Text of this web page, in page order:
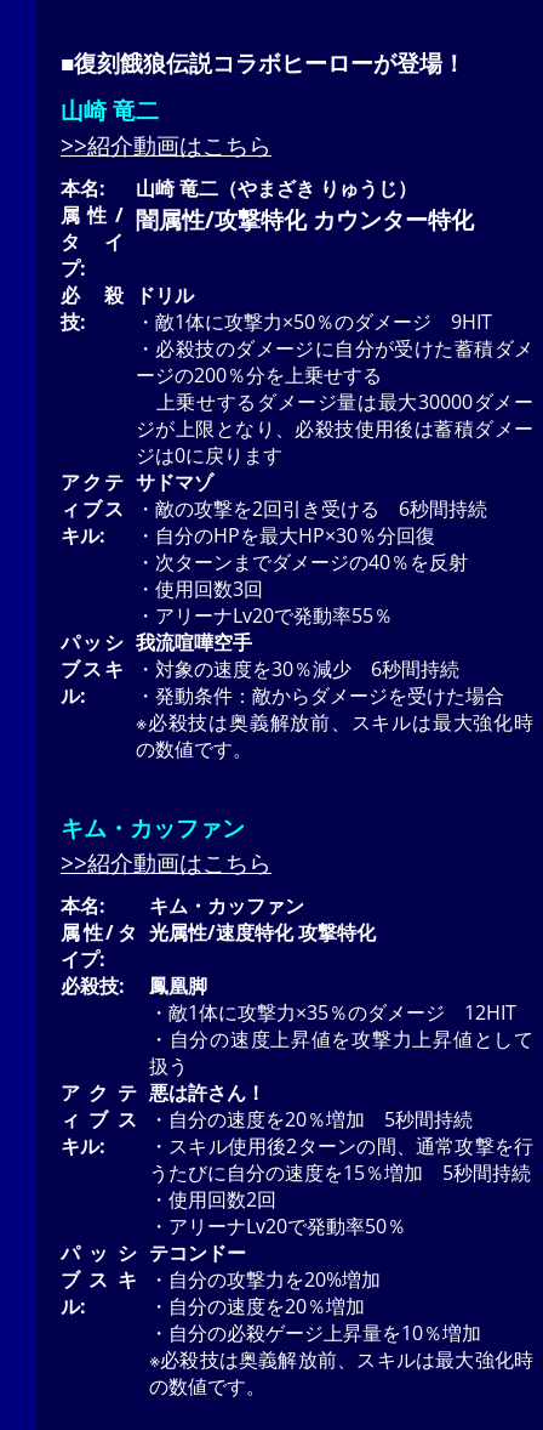
■復刻餓狼伝説コラボヒーローが登場！
山崎 竜二
>>紹介動画はこちら
本名:
山崎 竜二（やまざき りゅうじ）
属性/
タイ
プ:
闇属性/攻撃特化 カウンター特化
必殺
技:
ドリル
・敵1体に攻撃力×50％のダメージ 9HIT
・必殺技のダメージに自分が受けた蓄積ダメ
ージの200％分を上乗せする
上乗せするダメージ量は最大30000ダメー
ジが上限となり、必殺技使用後は蓄積ダメー
ジは0に戻ります
アクテ
ィブス
キル:
サドマゾ
・敵の攻撃を2回引き受ける 6秒間持続
・自分のHPを最大HP×30％分回復
・次ターンまでダメージの40％を反射
・使用回数3回
・アリーナLv20で発動率55％
パッシ
ブスキ
ル:
我流喧嘩空手
・対象の速度を30％減少 6秒間持続
・発動条件：敵からダメージを受けた場合
※必殺技は奥義解放前、スキルは最大強化時
の数値です。
キム・カッファン
>>紹介動画はこちら
本名:
キム・カッファン
属性/タ
イプ:
光属性/速度特化 攻撃特化
必殺技:
鳳凰脚
・敵1体に攻撃力×35％のダメージ 12HIT
・自分の速度上昇値を攻撃力上昇値として
扱う
アクテ
ィブス
キル:
悪は許さん！
・自分の速度を20％増加 5秒間持続
・スキル使用後2ターンの間、通常攻撃を行
うたびに自分の速度を15％増加 5秒間持続
・使用回数2回
・アリーナLv20で発動率50％
パッシ
ブスキ
ル:
テコンドー
・自分の攻撃力を20%増加
・自分の速度を20％増加
・自分の必殺ゲージ上昇量を10％増加
※必殺技は奥義解放前、スキルは最大強化時
の数値です。